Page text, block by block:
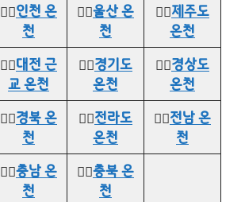
👉🏻인천 온
천
👉🏻울산 온
천
👉🏻제주도
온천
👉🏻대전 근
교 온천
👉🏻경기도
온천
👉🏻경상도
온천
👉🏻경북 온
천
👉🏻전라도
온천
👉🏻전남 온
천
👉🏻충남 온
천
👉🏻충북 온
천